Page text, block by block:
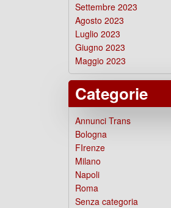
Settembre 2023
Agosto 2023
Luglio 2023
Giugno 2023
Maggio 2023
Categorie
Annunci Trans
Bologna
FIrenze
Milano
Napoli
Roma
Senza categoria